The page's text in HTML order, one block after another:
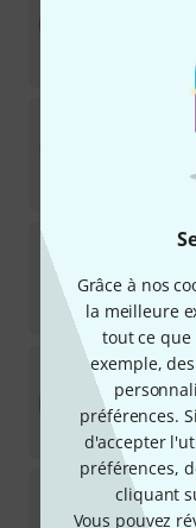
Grâce à nos
la meilleure
tout ce
exemple,
préférences.
d'accepter
préférences,
cliquant
Vous pouvez
€
105 €
Sabian
229 €